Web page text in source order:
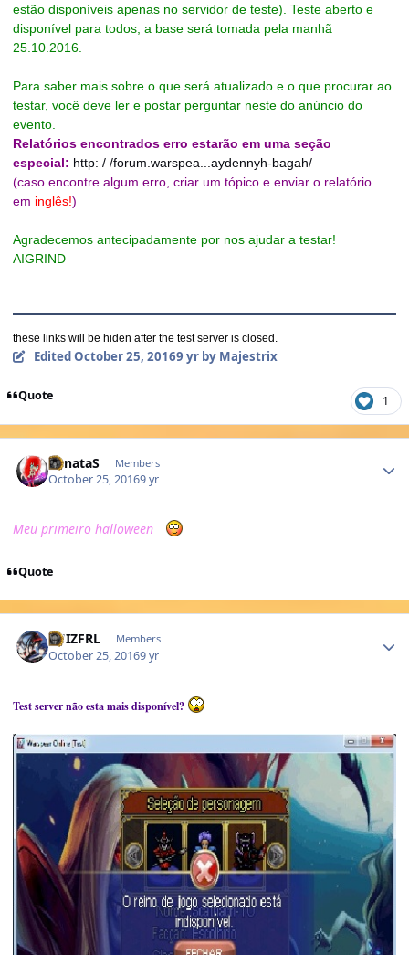
estão disponíveis apenas no servidor de teste). Teste aberto e
disponível para todos, a base será tomada pela manhã
25.10.2016.
Para saber mais sobre o que será atualizado e o que procurar ao
testar, você deve ler e postar perguntar neste do anúncio do
evento.
Relatórios encontrados erro estarão em uma seção
especial: http: / /forum.warspea...aydennyh-bagah/
(caso encontre algum erro, criar um tópico e enviar o relatório
em inglês!)
Agradecemos antecipadamente por nos ajudar a testar!
AIGRIND
these links will be hiden after the test server is closed.
Edited October 25, 20169 yrby Majestrix
Quote 1
RenataS Members
October 25, 20169 yr
Meu primeiro halloween
Quote
LUIZFRL Members
October 25, 20169 yr
Test server não esta mais disponível?